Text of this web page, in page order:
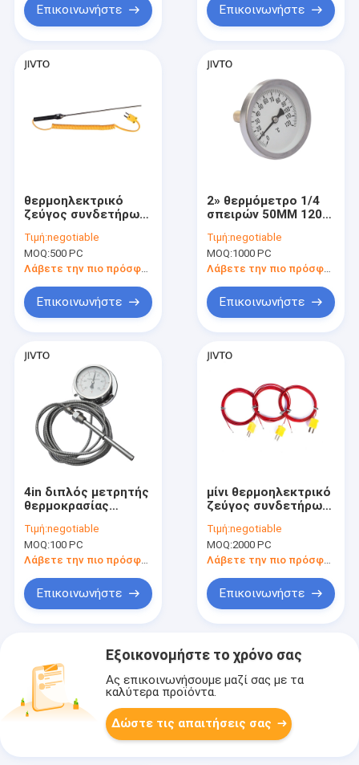
Επικοινωνήστε Επικοινωνήστε
θερμοηλεκτρικό
ζεύγος συνδετήρων
Τιμή:negotiable
MOQ:500 PC
Λάβετε την πιο πρόσφατη τιμή
Επικοινωνήστε
2» θερμόμετρο 1/4
σπειρών 50MM 120C
διμεταλλικός
μετρητής
θερμοκρασίας BSP
Τιμή:negotiable
MOQ:1000 PC
Επικοινωνήστε
4in διπλός μετρητής
θερμοκρασίας
Τιμή:negotiable
MOQ:100 PC
Λάβετε την πιο πρόσφατη τιμή
Επικοινωνήστε
μίνι θερμοηλεκτρικό
ζεύγος συνδετήρων
Τιμή:negotiable
MOQ:2000 PC
Λάβετε την πιο πρόσφατη τιμή
Επικοινωνήστε
Εξοικονομήστε το χρόνο σας
Ας επικοινωνήσουμε μαζί σας με τα
καλύτερα προϊόντα.
Δώστε τις απαιτήσεις σας